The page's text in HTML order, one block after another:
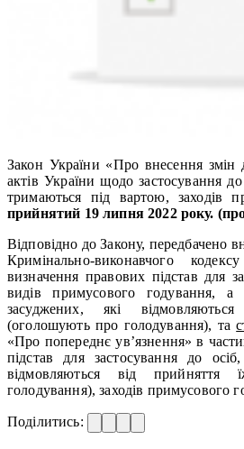
Закон України «Про внесення змін
актів України щодо застосування
тримаються під вартою, заходів
прийнятий 19 липня 2022 року.
Відповідно до Закону, передбачено
Кримінально-виконавчого
визначення правових підстав для
видів примусового годування,
засуджених, які
(оголошують про голодування), та
«Про попереднє ув’язнення» в
підстав для застосування до
відмовляються від прийняття
голодування), заходів примусового
Поділитись: